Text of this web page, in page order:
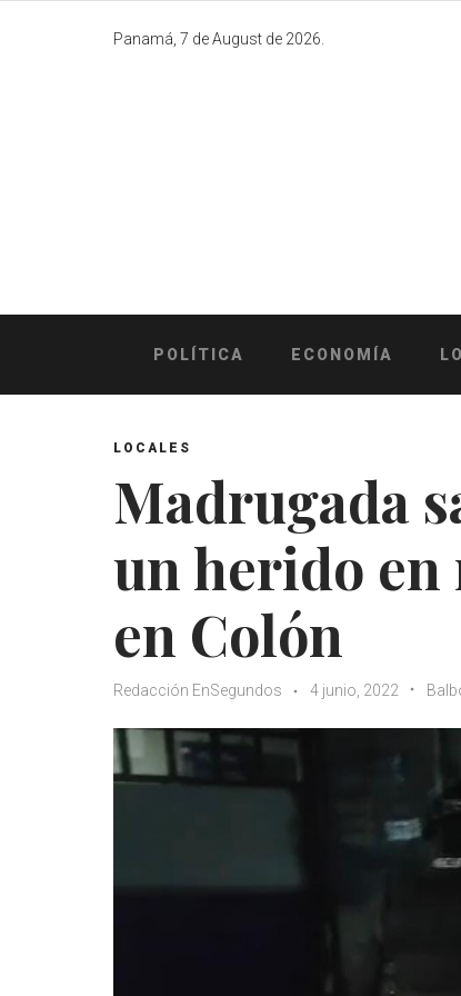
Panamá, 7 de August de 2026.
POLÍTICA ECONOMÍA
LOCALES
Madrugada
un herido
en Colón
Redacción EnSegundos 4 junio, 2022